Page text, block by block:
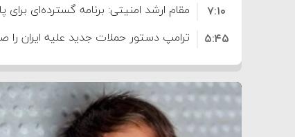
مقام ارشد امنیتی: برنامه گسترده‌ای برای
۷:۱۰
ترامپ دستور حملات جدید علیه ایران را
۵:۴۵
سپاه: دو نفتکش متخلف مورد اصابت
۱۲:۵۹
ترامپ مدعی توافق تاریخی برای خلع
۸:۵۷
اعتراض عراقچی به همتای بلغارستانی به
۱۶:۱۹